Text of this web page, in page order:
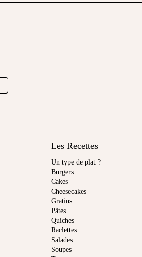
Les Recettes
Un type de plat ?
Burgers
Cakes
Cheesecakes
Gratins
Pâtes
Quiches
Raclettes
Salades
Soupes